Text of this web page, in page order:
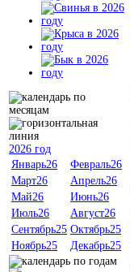
2026 год
Январь26
Февраль26
Март26
Апрель26
Май26
Июнь26
Июль26
Август26
Сентябрь25 Октябрь25
Ноябрь25
Декабрь25